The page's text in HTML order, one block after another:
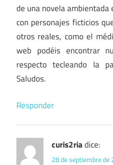
de una novela ambientada
con personajes ficticios
otros reales, como el
web podéis encontrar
respecto tecleando la
Saludos.
Responder
curis2riadice:
28 de septiembre de